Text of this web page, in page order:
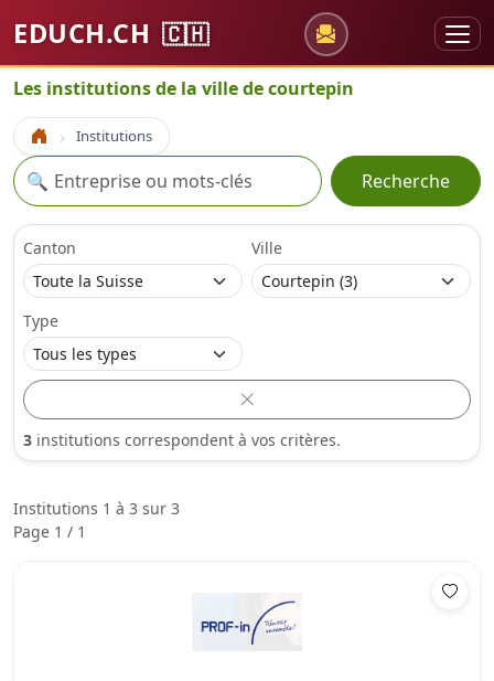
EDUCH.CH 🇨🇭
Les institutions de la ville de courtepin
Accueil Institutions
Recherche
🔍 Recherche
Canton Ville
Type
3 institutions correspondent à vos critères.
Institutions 1 à 3 sur 3
Page 1 / 1